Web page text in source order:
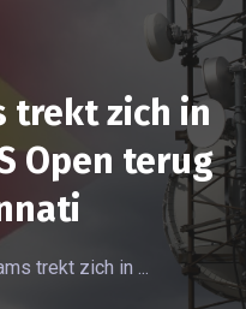
trekt zich in
Open terug
trekt zich in ...